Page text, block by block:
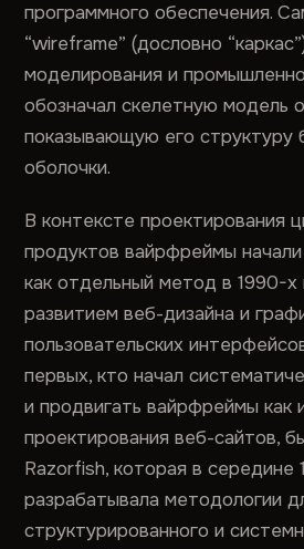
программного обеспечения.
“wireframe” (дословно
моделирования и
обозначал скелетную модель
показывающую его структуру
оболочки.
В контексте проектирования
продуктов вайрфреймы
как отдельный метод в 1990-х
развитием веб-дизайна и
пользовательских
первых, кто начал
и продвигать вайрфреймы как
проектирования веб-сайтов,
Razorfish, которая в середине
разрабатывала методологии
структурированного и